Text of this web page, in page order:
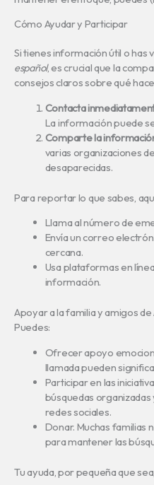
Cómo Ayudar y Participar
Si tienes información útil o has
español, es crucial que la
consejos claros sobre qué
Contacta
La información puede
Comparte la
varias organizaciones
desaparecidas.
Para reportar lo que sabes,
Llama al número de
Envía un correo
cercana.
Usa plataformas en
información.
Apoyar a la familia y amigos
Puedes:
Ofrecer apoyo
llamada pueden
Participar en las
búsquedas
redes sociales.
Donar. Muchas familias
para mantener las
Tu ayuda, por pequeña que